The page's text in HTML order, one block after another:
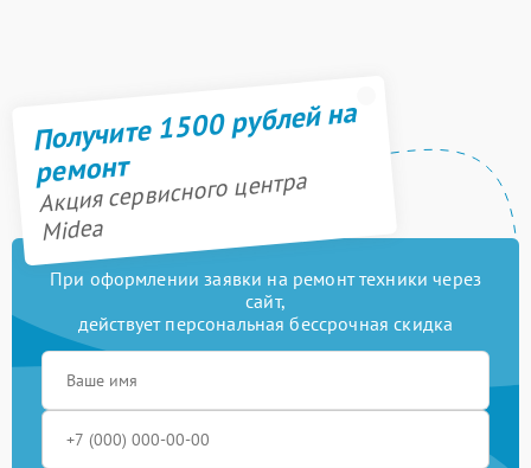
Получите 1500 рублей на
ремонт
Акция сервисного центра
Midea
При оформлении заявки на ремонт техники через
сайт,
действует персональная бессрочная скидка